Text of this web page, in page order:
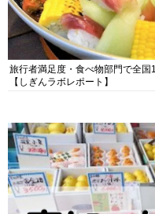
旅行者満足度・食べ物部門で全
【しぎんラボレポート】